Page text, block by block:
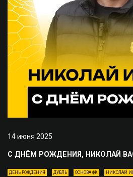
14 июня 2025
С ДНЁМ РОЖДЕНИЯ, НИКОЛАЙ
ДЕНЬ РОЖДЕНИЯ ДУБЛЬ ОСНОВА ФК НИКОЛАЙ